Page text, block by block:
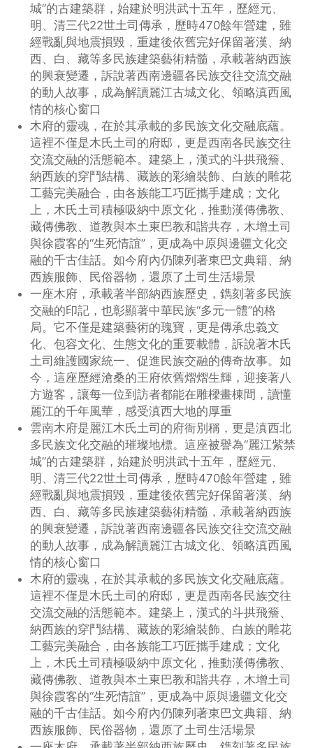
城”的古建築群，始建於明洪武十五年，歷經元、
明、清三代22世土司傳承，歷時470餘年營建，雖
經戰亂與地震損毀，重建後依舊完好保留著漢、納
西、白、藏等多民族建築藝術精髓，承載著納西族
的興衰變遷，訴說著西南邊疆各民族交往交流交融
的動人故事，成為解讀麗江古城文化、領略滇西風
情的核心窗口
木府的靈魂，在於其承載的多民族文化交融底蘊。
這裡不僅是木氏土司的府邸，更是西南各民族交往
交流交融的活態範本。建築上，漢式的斗拱飛簷、
納西族的穿鬥結構、藏族的彩繪裝飾、白族的雕花
工藝完美融合，由各族能工巧匠攜手建成；文化
上，木氏土司積極吸納中原文化，推動漢傳佛教、
藏傳佛教、道教與本土東巴教和諧共存，木增土司
與徐霞客的“生死情誼”，更成為中原與邊疆文化交
融的千古佳話。如今府內仍陳列著東巴文典籍、納
西族服飾、民俗器物，還原了土司生活場景
一座木府，承載著半部納西族歷史，鐫刻著多民族
交融的印記，也彰顯著中華民族“多元一體”的格
局。它不僅是建築藝術的瑰寶，更是傳承忠義文
化、包容文化、生態文化的重要載體，訴說著木氏
土司維護國家統一、促進民族交融的傳奇故事。如
今，這座歷經滄桑的王府依舊熠熠生輝，迎接著八
方遊客，讓每一位到訪者都能在雕樑畫棟間，讀懂
麗江的千年風華，感受滇西大地的厚重
雲南木府是麗江木氏土司的府衙別稱，更是滇西北
多民族文化交融的璀璨地標。這座被譽為“麗江紫禁
城”的古建築群，始建於明洪武十五年，歷經元、
明、清三代22世土司傳承，歷時470餘年營建，雖
經戰亂與地震損毀，重建後依舊完好保留著漢、納
西、白、藏等多民族建築藝術精髓，承載著納西族
的興衰變遷，訴說著西南邊疆各民族交往交流交融
的動人故事，成為解讀麗江古城文化、領略滇西風
情的核心窗口
木府的靈魂，在於其承載的多民族文化交融底蘊。
這裡不僅是木氏土司的府邸，更是西南各民族交往
交流交融的活態範本。建築上，漢式的斗拱飛簷、
納西族的穿鬥結構、藏族的彩繪裝飾、白族的雕花
工藝完美融合，由各族能工巧匠攜手建成；文化
上，木氏土司積極吸納中原文化，推動漢傳佛教、
藏傳佛教、道教與本土東巴教和諧共存，木增土司
與徐霞客的“生死情誼”，更成為中原與邊疆文化交
融的千古佳話。如今府內仍陳列著東巴文典籍、納
西族服飾、民俗器物，還原了土司生活場景